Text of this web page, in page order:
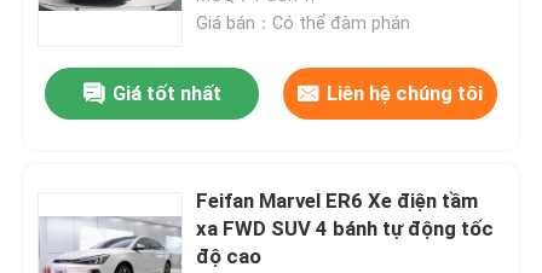
Giá bán：Có thể đàm phán
Giá tốt nhất Liên hệ chúng tôi
Feifan Marvel ER6 Xe điện tầm
xa FWD SUV 4 bánh tự động tốc
độ cao